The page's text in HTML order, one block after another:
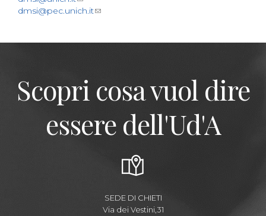
dmsi@pec.unich.it
Scopri cosa vuol dire
essere dell'Ud'A
SEDE DI CHIETI
Via dei Vestini,31